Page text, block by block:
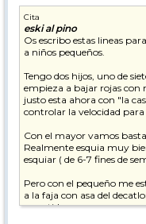
Cita
eski al pino
Os escribo estas lineas
a niños pequeños.
Tengo dos hijos, uno de
empieza a bajar rojas con
justo esta ahora con "la
controlar la velocidad para
Con el mayor vamos
Realmente esquia muy
esquiar ( de 6-7 fines de
Pero con el pequeño me
a la faja con asa del
resentida.